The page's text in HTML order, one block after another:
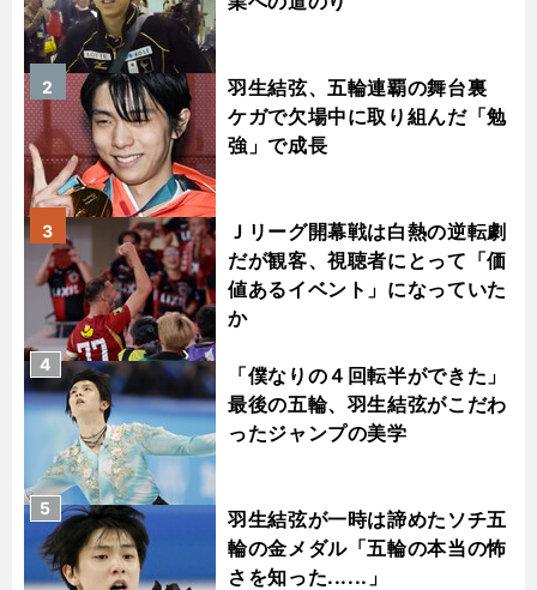
羽生結弦、五輪連覇の舞台裏
ケガで欠場中に取り組んだ「勉
強」で成長
2
Ｊリーグ開幕戦は白熱の逆転劇
だが観客、視聴者にとって「価
値あるイベント」になっていた
か
3
「僕なりの４回転半ができた」
最後の五輪、羽生結弦がこだわ
ったジャンプの美学
4
羽生結弦が一時は諦めたソチ五
輪の金メダル「五輪の本当の怖
さを知った......」
5